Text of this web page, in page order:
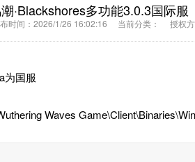
·Blackshores多功能3.0.3国际服
时间：2026/1/26 16:02:16 当前分类： 授权方
为国服
Waves